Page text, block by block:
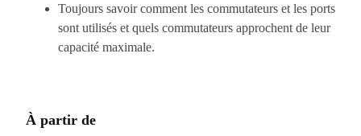
Toujours savoir comment les commutateurs et les ports
sont utilisés et quels commutateurs approchent de leur
capacité maximale.
À partir de